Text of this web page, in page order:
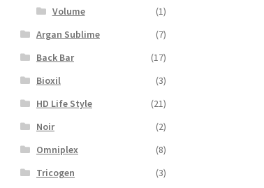
Volume
(1)
Argan Sublime
(7)
Back Bar
(17)
Bioxil
(3)
HD Life Style
(21)
Noir
(2)
Omniplex
(8)
Tricogen
(3)